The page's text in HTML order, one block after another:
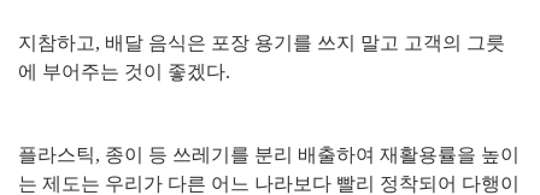
지참하고, 배달 음식은 포장 용기를 쓰지 말고 고객의 그릇
에 부어주는 것이 좋겠다.
플라스틱, 종이 등 쓰레기를 분리 배출하여 재활용률을 높이
는 제도는 우리가 다른 어느 나라보다 빨리 정착되어 다행이